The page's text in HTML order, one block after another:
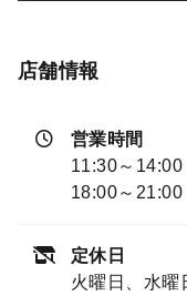
店舗情報
営業時間
11:30～14:00
18:00～21:00
定休日
火曜日、水曜